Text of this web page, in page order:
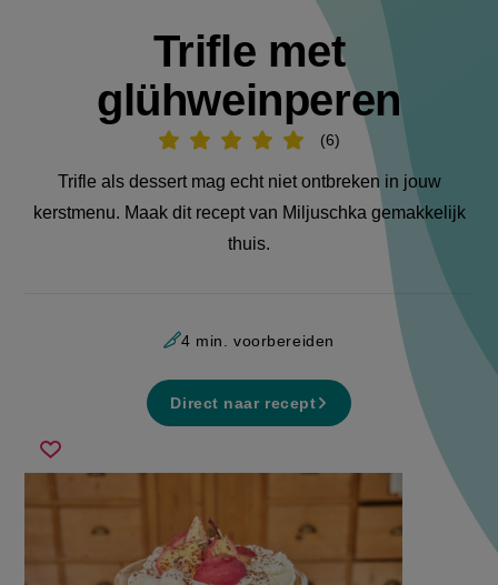
Trifle met
glühweinperen
6
Beoordeel
'Trifle
met
glühweinperen'
Trifle als dessert mag echt niet ontbreken in jouw
kerstmenu. Maak dit recept van Miljuschka gemakkelijk
thuis.
4 min. voorbereiden
Direct naar recept
Sla
op
trifle
met